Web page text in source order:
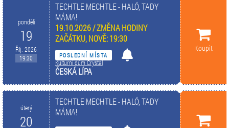
pondělí
19
Říj. 2026
19:30
TECHTLE MECHTLE - HALÓ, TADY
MÁMA!
19.10.2026 / ZMĚNA HODINY
ZAČÁTKU, NOVĚ: 19:30
POSLEDNÍ MÍSTA
Kulturní dům Crystal
ČESKÁ LÍPA
Koupit
úterý
20
TECHTLE MECHTLE - HALÓ, TADY
MÁMA!